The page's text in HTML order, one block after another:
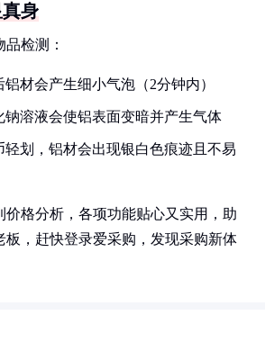
身
检测：
铝材会产生细小气泡（2分钟内）
钠溶液会使铝表面变暗并产生气体
轻划，铝材会出现银白色痕迹且不易
价格分析，各项功能贴心又实用，助
板，赶快登录爱采购，发现采购新体